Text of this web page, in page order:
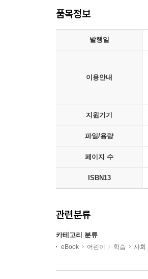
품목정보
발행일
이용안내
지원기기
파일/용량
페이지 수
ISBN13
관련분류
카테고리 분류
eBook 어린이 학습 사회